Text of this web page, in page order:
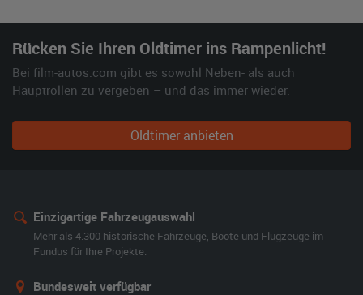
Rücken Sie Ihren Oldtimer ins Rampenlicht!
Bei film-autos.com gibt es sowohl Neben- als auch
Hauptrollen zu vergeben – und das immer wieder.
Oldtimer anbieten
Einzigartige Fahrzeugauswahl
Mehr als 4.300 historische Fahrzeuge, Boote und Flugzeuge im
Fundus für Ihre Projekte.
Bundesweit verfügbar